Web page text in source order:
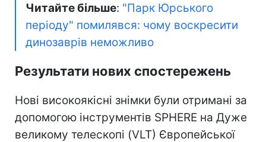
Читайте більше: "Парк Юрського
періоду" помилявся: чому воскресити
динозаврів неможливо
Результати нових спостережень
Нові високоякісні знімки були отримані за
допомогою інструментів SPHERE на Дуже
великому телескопі (VLT) Європейської